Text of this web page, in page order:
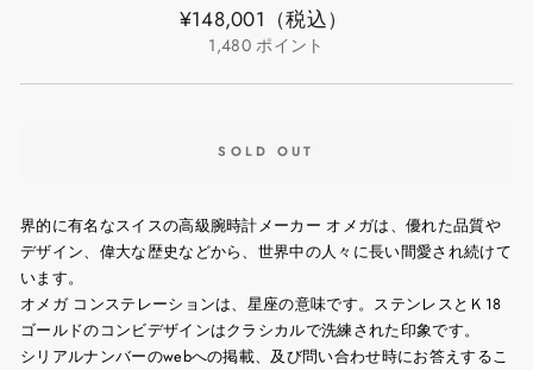
通
¥148,001 （税込）
1,480 ポイント
SOLD OUT
界的に有名なスイスの高級腕時計メーカー オメガは、優れた品質や
デザイン、偉大な歴史などから、世界中の人々に長い間愛され続けて
います。
オメガ コンステレーションは、星座の意味です。ステンレスとＫ18
ゴールドのコンビデザインはクラシカルで洗練された印象です。
シリアルナンバーのwebへの掲載、及び問い合わせ時にお答えするこ